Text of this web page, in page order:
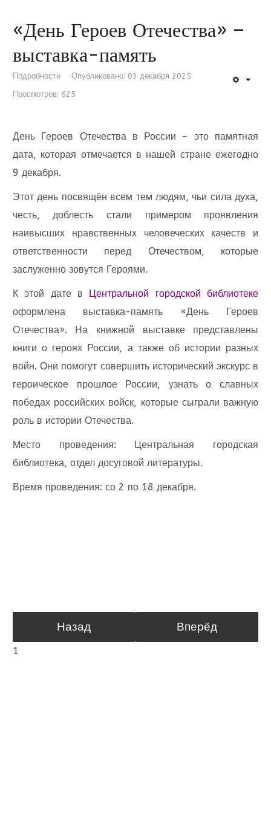
«День Героев Отечества» –
выставка-память
Подробности
Опубликовано: 03 декабря 2025
Просмотров: 625
День Героев Отечества в России – это памятная
дата, которая отмечается в нашей стране ежегодно
9 декабря.
Этот день посвящён всем тем людям, чьи сила духа,
честь, доблесть стали примером проявления
наивысших нравственных человеческих качеств и
ответственности перед Отечеством, которые
заслуженно зовутся Героями.
К этой дате в Центральной городской библиотеке
оформлена выставка-память «День Героев
Отечества». На книжной выставке представлены
книги о героях России, а также об истории разных
войн. Они помогут совершить исторический экскурс в
героическое прошлое России, узнать о славных
победах российских войск, которые сыграли важную
роль в истории Отечества.
Место проведения: Центральная городская
библиотека, отдел досуговой литературы.
Время проведения: со 2 по 18 декабря.
Назад Вперёд
1